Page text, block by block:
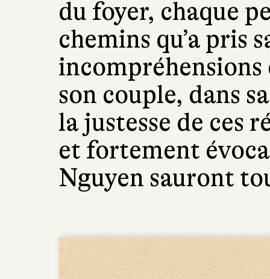
du foyer, chaque
chemins qu’a pris
son couple, dans
la justesse de ces
et fortement
Nguyen sauront